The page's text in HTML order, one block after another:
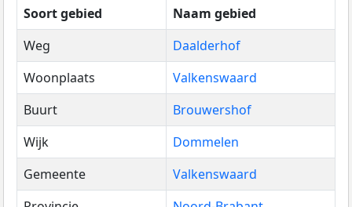
Soort gebied
Naam gebied
Weg
Daalderhof
Woonplaats
Valkenswaard
Buurt
Brouwershof
Wijk
Dommelen
Gemeente
Valkenswaard